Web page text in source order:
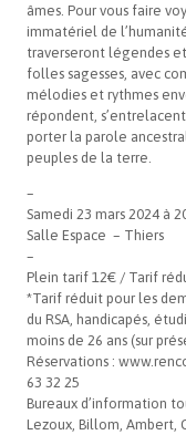
âmes. Pour vous faire
immatériel de
traverseront légendes
folles sagesses, avec
mélodies et rythmes
répondent,
porter la parole
peuples de la terre.
–
Samedi 23 mars 2024 à
Salle Espace – Thiers
–
Plein tarif 12€ / Tarif
*Tarif réduit pour les
du RSA, handicapés,
moins de 26 ans (sur
Réservations :
63 32 25
Bureaux d’information
Lezoux, Billom, Ambert,